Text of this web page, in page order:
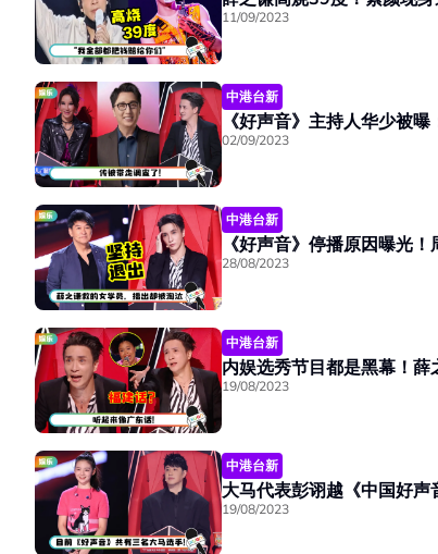
11/09/2023
中港台新
《好声音》主持人华少被
02/09/2023
中港台新
28/08/2023
中港台新
内娱选秀节目都是黑幕！薛
19/08/2023
中港台新
大马代表彭诩越《中国好
19/08/2023